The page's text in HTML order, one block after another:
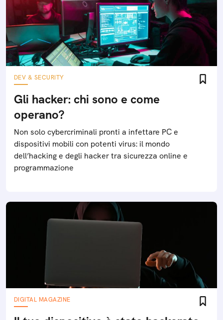
DEV & SECURITY
Gli hacker: chi sono e come
operano?
Non solo cybercriminali pronti a infettare PC e
dispositivi mobili con potenti virus: il mondo
dell’hacking e degli hacker tra sicurezza online e
programmazione
DIGITAL MAGAZINE